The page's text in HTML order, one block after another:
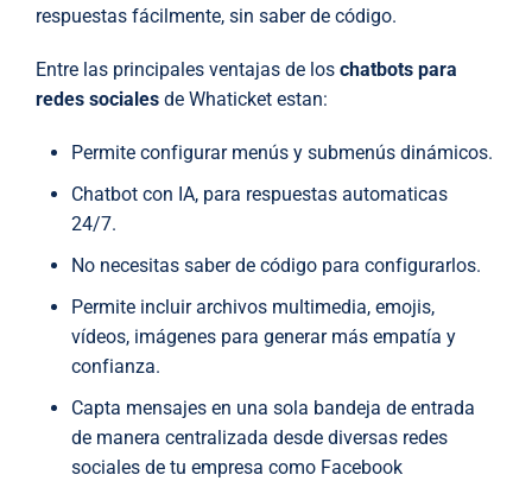
respuestas fácilmente, sin saber de código.
Entre las principales ventajas de los chatbots para
redes sociales de Whaticket estan:
Permite configurar menús y submenús dinámicos.
Chatbot con IA, para respuestas automaticas
24/7.
No necesitas saber de código para configurarlos.
Permite incluir archivos multimedia, emojis,
vídeos, imágenes para generar más empatía y
confianza.
Capta mensajes en una sola bandeja de entrada
de manera centralizada desde diversas redes
sociales de tu empresa como Facebook